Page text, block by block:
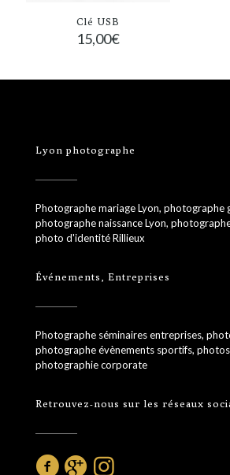
Clé USB
15,00€
Lyon photographe
Photographe mariage Lyon, photographe
photographe naissance Lyon,
photo d'identité Rillieux
Événements, Entreprises
Photographe séminaires entreprises,
photographe évènements sportifs,
photographie corporate
Retrouvez-nous sur les réseaux